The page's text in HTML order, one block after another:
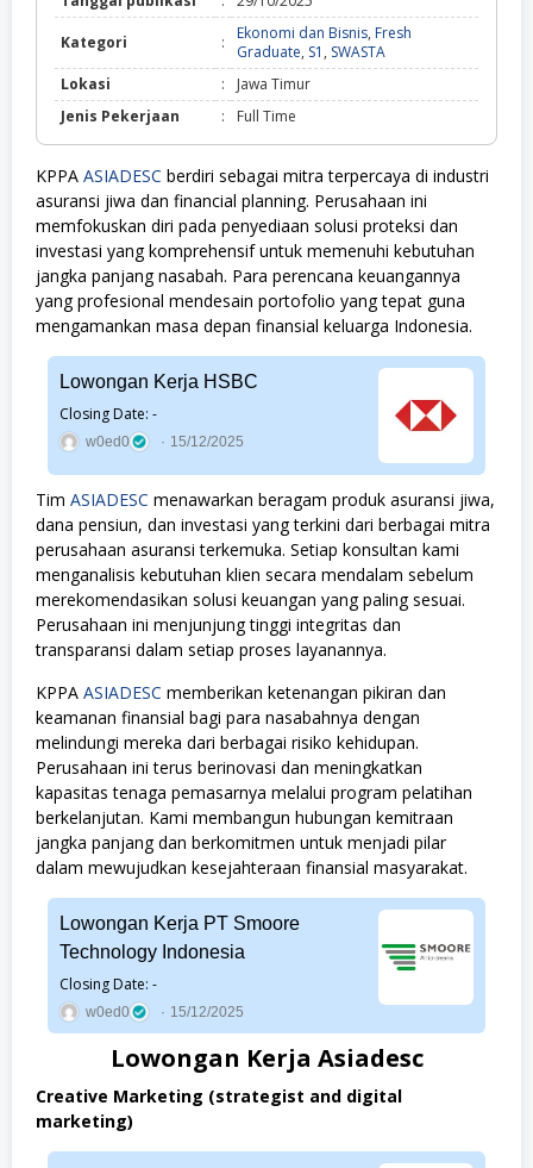
Kategori : Ekonomi dan Bisnis, Fresh
Graduate, S1 , SWASTA
dan
Fresh
S1,
SWASTA
Lokasi :
Jawa Timur
Jenis Pekerjaan
: Full Time
KPPA ASIADESC berdiri sebagai mitra terpercaya di industri
asuransi jiwa dan financial planning. Perusahaan ini
memfokuskan diri pada penyediaan solusi proteksi dan
investasi yang komprehensif untuk memenuhi kebutuhan
jangka panjang nasabah. Para perencana keuangannya
yang profesional mendesain portofolio yang tepat guna
mengamankan masa depan finansial keluarga Indonesia.
Lowongan Kerja HSBC
Closing Date: -
w0ed0 15/12/2025
Tim ASIADESC menawarkan beragam produk asuransi jiwa,
dana pensiun, dan investasi yang terkini dari berbagai mitra
perusahaan asuransi terkemuka. Setiap konsultan kami
menganalisis kebutuhan klien secara mendalam sebelum
merekomendasikan solusi keuangan yang paling sesuai.
Perusahaan ini menjunjung tinggi integritas dan
transparansi dalam setiap proses layanannya.
KPPA ASIADESC memberikan ketenangan pikiran dan
keamanan finansial bagi para nasabahnya dengan
melindungi mereka dari berbagai risiko kehidupan.
Perusahaan ini terus berinovasi dan meningkatkan
kapasitas tenaga pemasarnya melalui program pelatihan
berkelanjutan. Kami membangun hubungan kemitraan
jangka panjang dan berkomitmen untuk menjadi pilar
dalam mewujudkan kesejahteraan finansial masyarakat.
Lowongan Kerja PT Smoore
Technology Indonesia
Closing Date: -
w0ed0 15/12/2025
Lowongan Kerja Asiadesc
Creative Marketing (strategist and digital
marketing)